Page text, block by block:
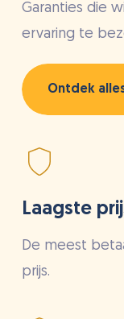
Garanties die
ervaring te
Ontdek
Laagste
De meest
prijs.